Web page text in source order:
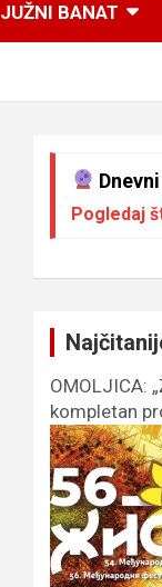
JUŽNI BANAT
Pogledaj
OMOLJICA:
kompletan